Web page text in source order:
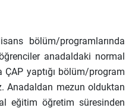
bölüm/programlarında
anadaldaki normal
yaptığı bölüm/program
Anadaldan mezun olduktan
eğitim öğretim süresinden